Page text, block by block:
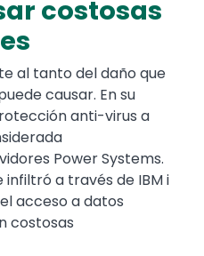
costosas
al tanto del daño que
causar. En su
anti-virus a
Power Systems.
infiltró a través de IBM i
acceso a datos
costosas